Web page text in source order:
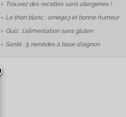
Trouvez des recettes sans allergènes !
Le thon blanc : oméga3 et bonne humeur
Quiz : l'alimentation sans gluten
Santé : 5 remèdes à base d'oignon